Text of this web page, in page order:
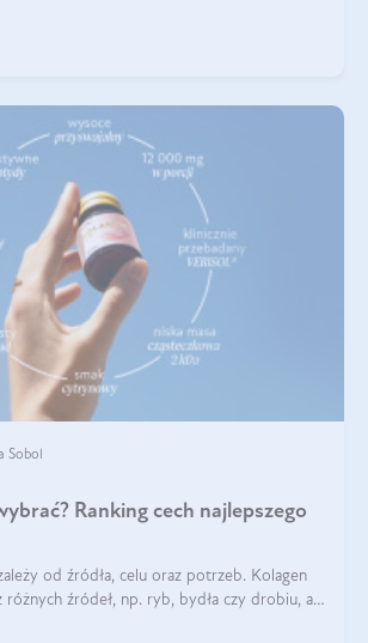
Sobol
Ranking cech najlepszego
od źródła, celu oraz potrzeb. Kolagen
różnych źródeł, np. ryb, bydła czy drobiu, a